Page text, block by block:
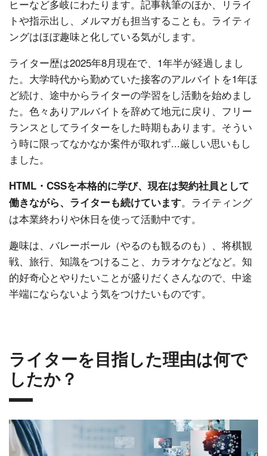
ヒーなど多岐にわたります。記事執筆のほか、リライ
トや指示出し、メルマガも担当することも。ライティ
ングはほぼ趣味と化している気がします。
ライター歴は2025年8月現在で、1年半が経過しまし
た。大学時代から勤めていた接客のアルバイトを1年ほ
ど続け、途中からライターの学習をし活動を始めまし
た。色々ありアルバイトを辞めて地元に戻り、フリー
ランスとしてライターをした時期もあります。そうい
う時に限ってなかなか案件が取れず...厳しい思いもし
ました。
HTML・CSSを本格的に学び、現在は契約社員として
働きながら、ライターも続けています。ライティング
は本業終わりや休日を使って活動中です。
趣味は、バレーボール（やるのも観るのも）、将棋観
戦、旅行、知識をつけること、カラオケなどなど。知
的好奇心とやりたいことが盛りだくさんなので、中途
半端にならないよう気をつけたいものです。
ライターを目指した理由は何で
したか？